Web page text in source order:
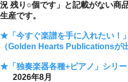
況 残り○個です」と記載がない商
生産です。
★「今すぐ楽譜を手に入れたい！
（Golden Hearts Publicationsが
★「独奏楽器各種+ピアノ」シリ
2026年8月